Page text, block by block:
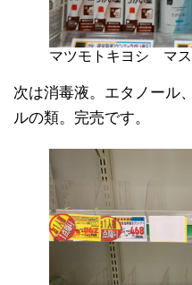
マツモトキヨシ マ
次は消毒液。エタノール
ルの類。完売です。